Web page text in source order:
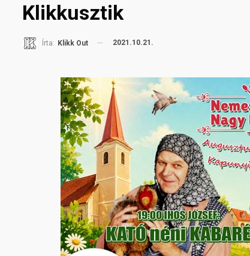
Klikkusztik
Írta: Klikk Out 2021.10.21.